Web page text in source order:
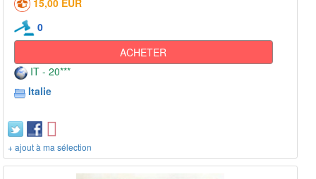
0
ACHETER
IT - 20***
Italie
+ ajout à ma sélection